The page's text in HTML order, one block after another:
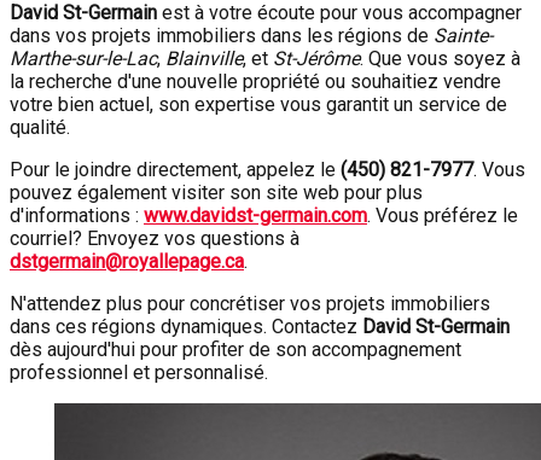
David St-Germain est à votre écoute pour vous accompagner
dans vos projets immobiliers dans les régions de Sainte-
Marthe-sur-le-Lac, Blainville, et St-Jérôme. Que vous soyez à
la recherche d'une nouvelle propriété ou souhaitiez vendre
votre bien actuel, son expertise vous garantit un service de
qualité.
Pour le joindre directement, appelez le (450) 821-7977. Vous
pouvez également visiter son site web pour plus
d'informations : www.davidst-germain.com. Vous préférez le
courriel? Envoyez vos questions à
dstgermain@royallepage.ca.
N'attendez plus pour concrétiser vos projets immobiliers
dans ces régions dynamiques. Contactez David St-Germain
dès aujourd'hui pour profiter de son accompagnement
professionnel et personnalisé.